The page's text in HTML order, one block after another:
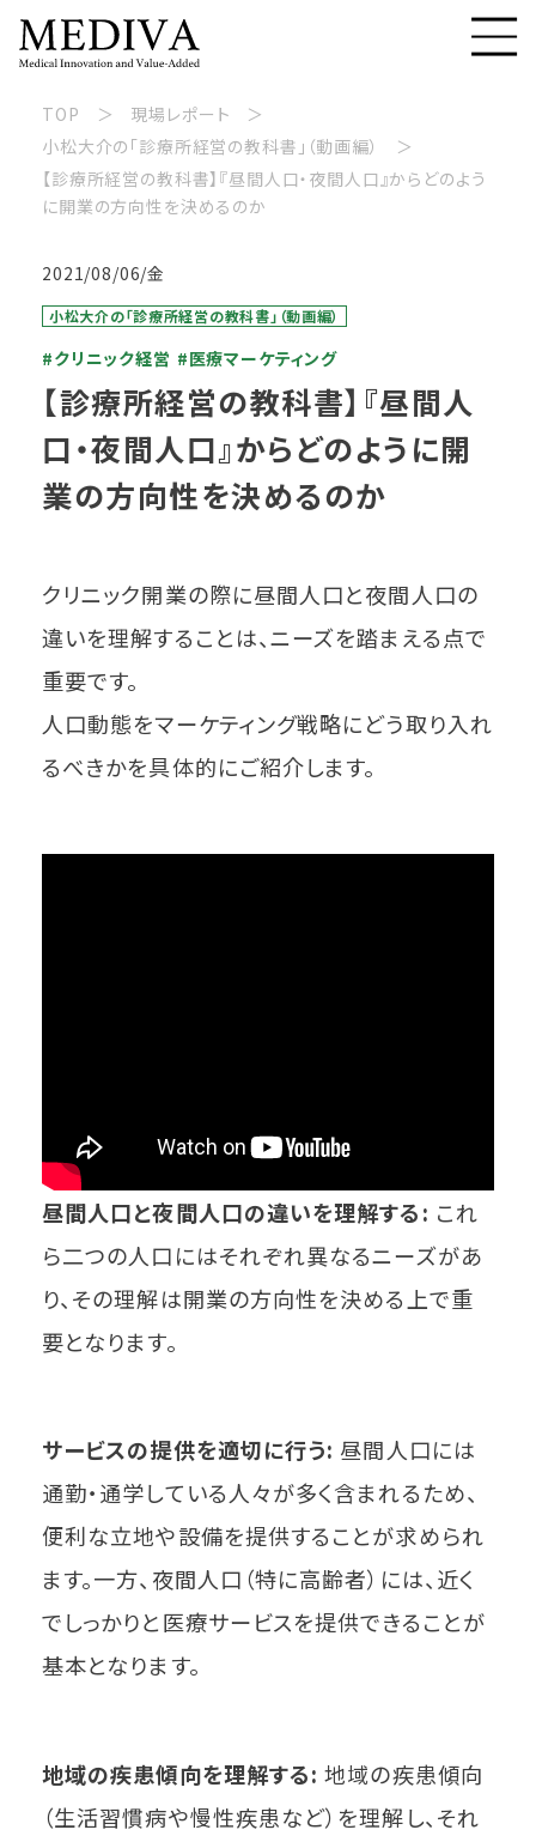
TOP
現場レポート
小松大介の「診療所経営の教科書」（動画編）
【診療所経営の教科書】『昼間人口・夜間人口』からどのよう
に開業の方向性を決めるのか
2021/08/06/金
小松大介の「診療所経営の教科書」（動画編）
#クリニック経営 #医療マーケティング
【診療所経営の教科書】『昼間人
口・夜間人口』からどのように開
業の方向性を決めるのか
クリニック開業の際に昼間人口と夜間人口の
違いを理解することは、ニーズを踏まえる点で
重要です。
人口動態をマーケティング戦略にどう取り入れ
るべきかを具体的にご紹介します。
昼間人口と夜間人口の違いを理解する: これ
ら二つの人口にはそれぞれ異なるニーズがあ
り、その理解は開業の方向性を決める上で重
要となります。
サービスの提供を適切に行う: 昼間人口には
通勤・通学している人々が多く含まれるため、
便利な立地や設備を提供することが求められ
ます。一方、夜間人口（特に高齢者）には、近く
でしっかりと医療サービスを提供できることが
基本となります。
地域の疾患傾向を理解する:地域の疾患傾向
（生活習慣病や慢性疾患など）を理解し、それ